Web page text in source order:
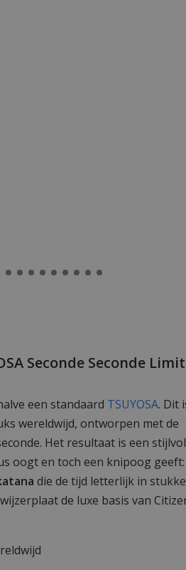
Seconde Seconde
een standaard TSUYOSA. Dit
wereldwijd, ontworpen met de
Het resultaat is een stijlvol
oogt en toch een knipoog geeft:
die de tijd letterlijk in
de luxe basis van